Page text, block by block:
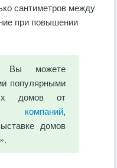
сантиметров между
при повышении
Вы можете
популярными
домов от
,
домов